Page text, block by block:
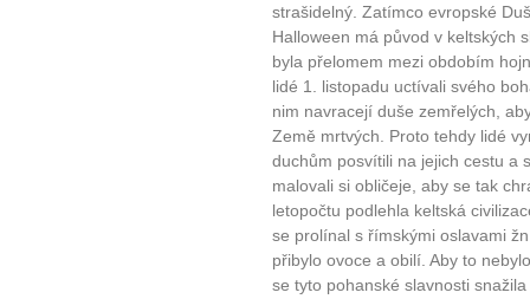
strašidelný. Zatímco evropské
Halloween má původ v keltských
byla přelomem mezi obdobím
lidé 1. listopadu uctívali svého
nim navracejí duše zemřelých,
Země mrtvých. Proto tehdy lidé
duchům posvítili na jejich cestu a
malovali si obličeje, aby se tak
letopočtu podlehla keltská
se prolínal s římskými oslavami
přibylo ovoce a obilí. Aby to
se tyto pohanské slavnosti